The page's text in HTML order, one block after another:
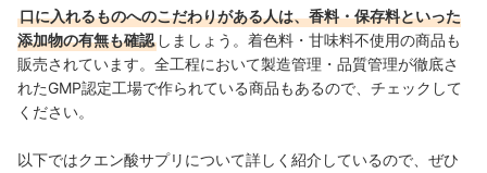
口に入れるものへのこだわりがある人は、香料・保存料といった
添加物の有無も確認 しましょう。着色料・甘味料不使用の商品も
販売されています。全工程において製造管理・品質管理が徹底さ
れたGMP認定工場で作られている商品もあるので、チェックして
ください。
以下ではクエン酸サプリについて詳しく紹介しているので、ぜひ